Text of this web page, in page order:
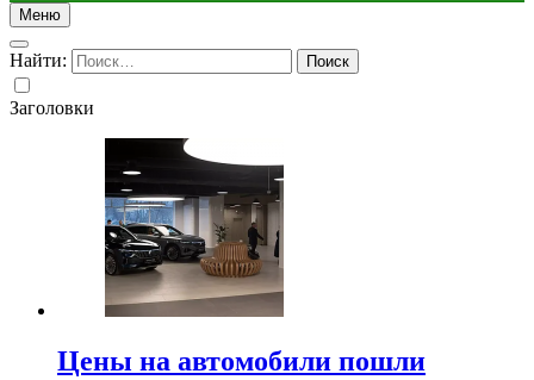
Меню
Найти:
Заголовки
Цены на автомобили пошли